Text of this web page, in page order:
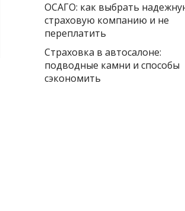
ОСАГО: как выбрать
страховую компанию и не
переплатить
Страховка в автосалоне:
подводные камни и способы
сэкономить